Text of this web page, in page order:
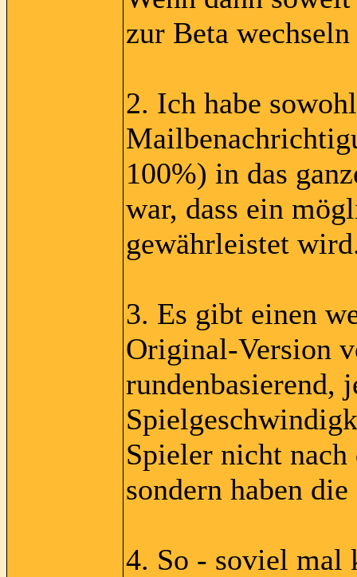
zur Beta
2. Ich habe
100%) in das
war, dass ein
gewährleistet
3. Es gibt einen
Original-Version
rundenbasierend,
Spieler nicht
sondern haben
4. So - soviel mal